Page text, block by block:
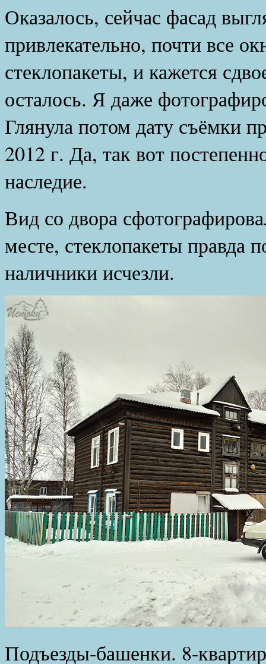
Оказалось, сейчас фасад
привлекательно, почти все
стеклопакеты, и кажется
осталось. Я даже
Глянула потом дату съёмки
2012 г. Да, так вот
наследие.
Вид со двора
месте, стеклопакеты правда
наличники исчезли.
Подъезды-башенки. 8-